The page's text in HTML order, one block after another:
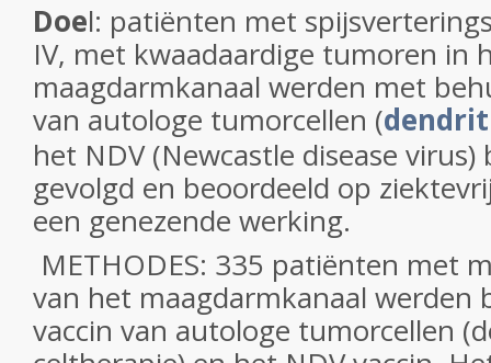
Doel: patiënten met
IV, met kwaadaardige tumoren in
maagdarmkanaal werden met
van autologe tumorcellen (
het NDV (Newcastle disease virus)
gevolgd en beoordeeld op
een genezende werking.
METHODES: 335 patiënten met
van het maagdarmkanaal werden
vaccin van autologe tumorcellen